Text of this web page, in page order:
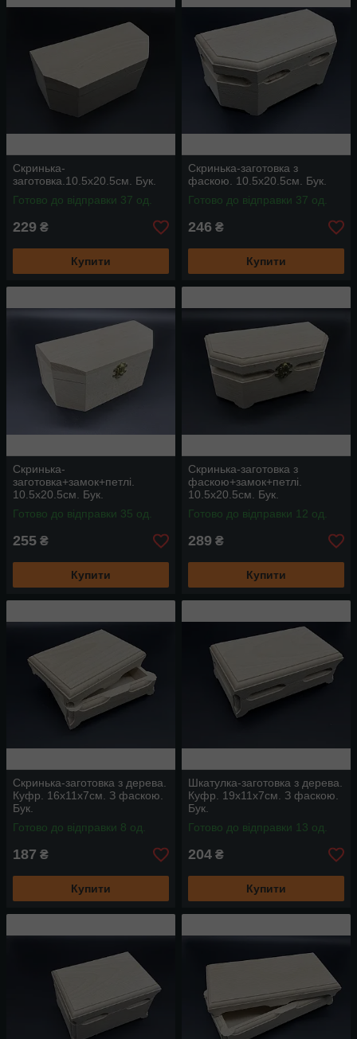
Скринька-
заготовка.10.5х20.5см. Бук.
Готово до відправки 37 од.
229 ₴
Купити
Скринька-заготовка з
фаскою. 10.5х20.5см. Бук.
Готово до відправки 37 од.
246 ₴
Купити
Скринька-
заготовка+замок+петлі.
10.5х20.5см. Бук.
Готово до відправки 35 од.
255 ₴
Купити
Скринька-заготовка з
фаскою+замок+петлі.
10.5х20.5см. Бук.
Готово до відправки 12 од.
289 ₴
Купити
Скринька-заготовка з дерева.
Куфр. 16х11х7см. З фаскою.
Бук.
Готово до відправки 8 од.
187 ₴
Купити
Шкатулка-заготовка з дерева.
Куфр. 19х11х7см. З фаскою.
Бук.
Готово до відправки 13 од.
204 ₴
Купити